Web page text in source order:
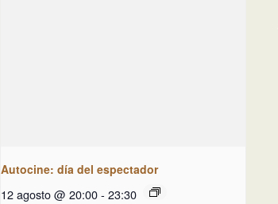
Autocine: día del espectador
12 agosto @ 20:00 - 23:30